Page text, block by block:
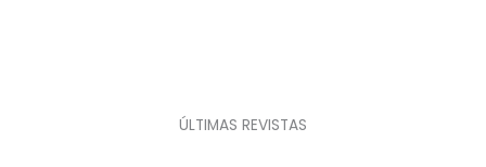
ÚLTIMAS REVISTAS